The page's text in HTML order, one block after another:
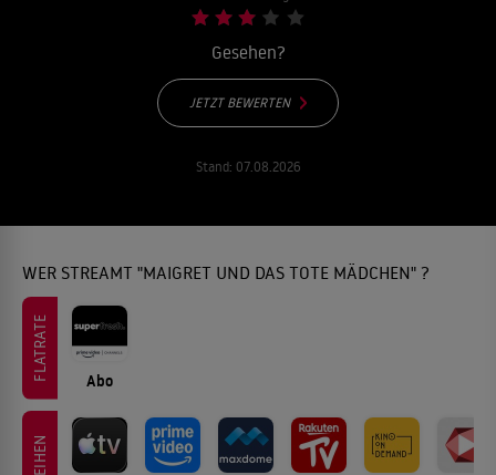
Gesehen?
JETZT BEWERTEN
Stand: 07.08.2026
WER STREAMT "MAIGRET UND DAS TOTE MÄDCHEN" ?
FLATRATE Abo
LEIHEN